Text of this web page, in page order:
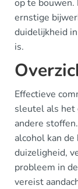
op te bouwen.
ernstige
duidelijkheid
is.
Effectieve
sleutel als het
andere
alcohol kan
duizeligheid,
probleem in
vereist